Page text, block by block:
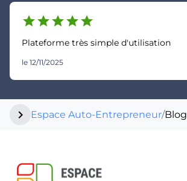
starstarstarstarstar
Plateforme très simple d'utilisation
le 12/11/2025
chevron_right Espace Auto-Entrepreneur/Blog